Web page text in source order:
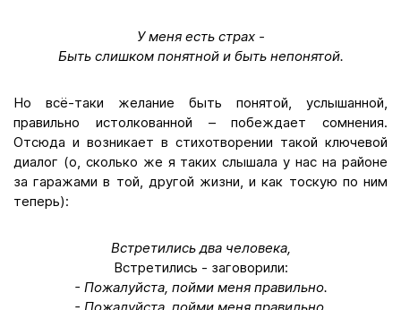
У меня есть страх -
Быть слишком понятной и быть непонятой.
Но всё-таки желание быть понятой, услышанной,
правильно истолкованной – побеждает сомнения.
Отсюда и возникает в стихотворении такой ключевой
диалог (о, сколько же я таких слышала у нас на районе
за гаражами в той, другой жизни, и как тоскую по ним
теперь):
Встретились два человека,
Встретились - заговорили:
- Пожалуйста, пойми меня правильно.